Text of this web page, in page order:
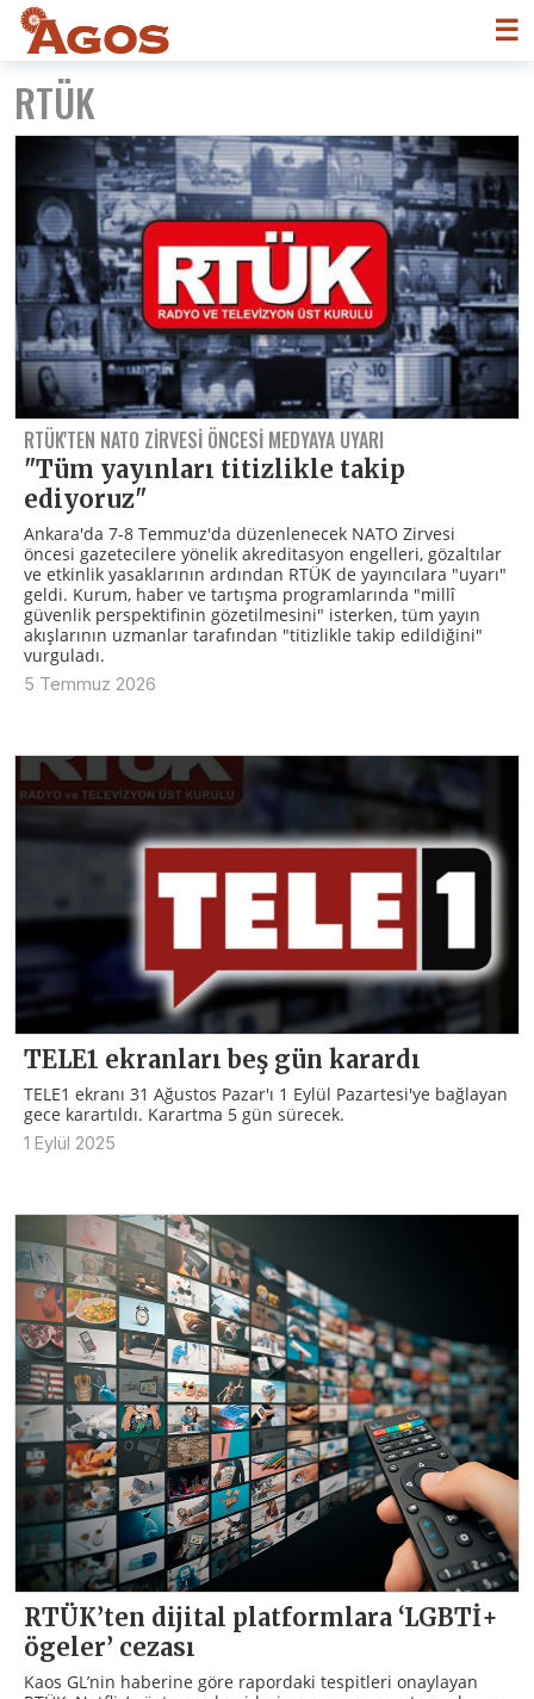
☰
RTÜK
RTÜK'TEN NATO ZIRVESI ÖNCESI MEDYAYA UYARI
"Tüm yayınları titizlikle takip
ediyoruz"
Ankara'da 7-8 Temmuz'da düzenlenecek NATO Zirvesi
öncesi gazetecilere yönelik akreditasyon engelleri, gözaltılar
ve etkinlik yasaklarının ardından RTÜK de yayıncılara "uyarı"
geldi. Kurum, haber ve tartışma programlarında "millî
güvenlik perspektifinin gözetilmesini" isterken, tüm yayın
akışlarının uzmanlar tarafından "titizlikle takip edildiğini"
vurguladı.
5 Temmuz 2026
TELE1 ekranları beş gün karardı
TELE1 ekranı 31 Ağustos Pazar'ı 1 Eylül Pazartesi'ye bağlayan
gece karartıldı. Karartma 5 gün sürecek.
1 Eylül 2025
RTÜK’ten dijital platformlara ‘LGBTİ+
ögeler’ cezası
Kaos GL’nin haberine göre rapordaki tespitleri onaylayan